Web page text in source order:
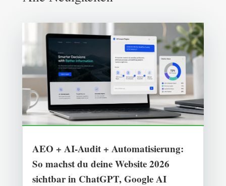
AEO + AI-Audit + Automatisierung:
So machst du deine Website 2026
sichtbar in ChatGPT, Google AI